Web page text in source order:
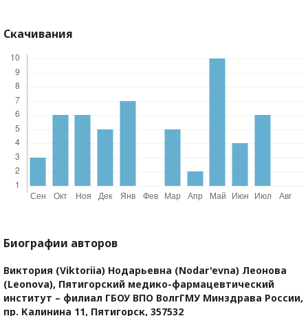
Скачивания
Биографии авторов
Виктория (Viktoriia) Нодарьевна (Nodar'evna) Леонова
(Leonova), Пятигорский медико-фармацевтический
институт – филиал ГБОУ ВПО ВолгГМУ Минздрава России,
пр. Калинина 11, Пятигорск, 357532